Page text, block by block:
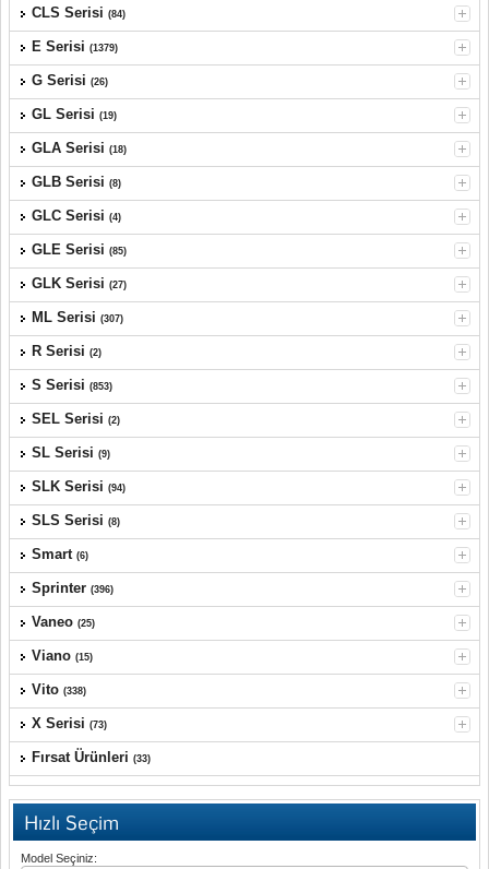
CLS Serisi (84)
E Serisi (1379)
G Serisi (26)
GL Serisi (19)
GLA Serisi (18)
GLB Serisi (8)
GLC Serisi (4)
GLE Serisi (85)
GLK Serisi (27)
ML Serisi (307)
R Serisi (2)
S Serisi (853)
SEL Serisi (2)
SL Serisi (9)
SLK Serisi (94)
SLS Serisi (8)
Smart (6)
Sprinter (396)
Vaneo (25)
Viano (15)
Vito (338)
X Serisi (73)
Fırsat Ürünleri (33)
Hızlı Seçim
Model Seçiniz: